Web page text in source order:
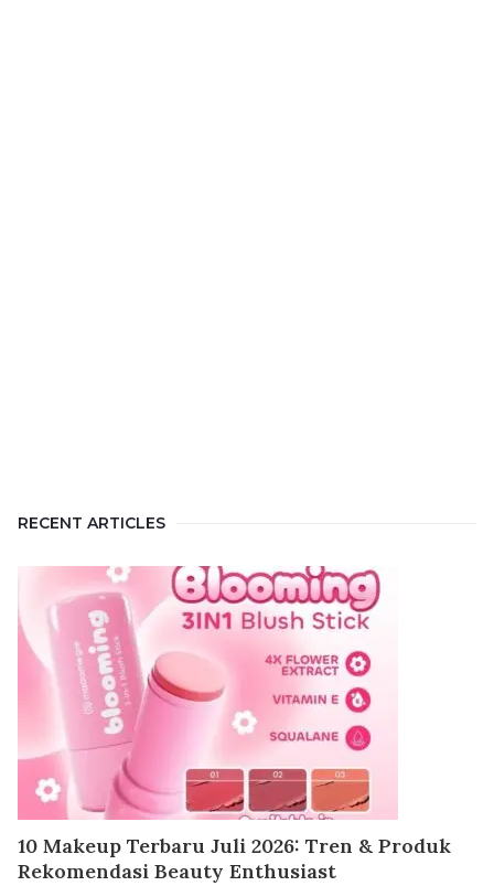
RECENT ARTICLES
10 Makeup Terbaru Juli 2026: Tren & Produk
Rekomendasi Beauty Enthusiast